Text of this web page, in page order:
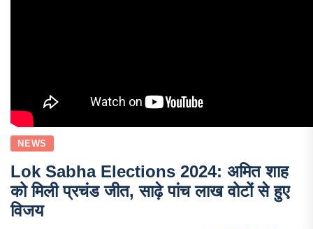
NEWS
Lok Sabha Elections 2024: अमित शाह
को मिली प्रचंड जीत, साढ़े पांच लाख वोटों से हुए
विजय